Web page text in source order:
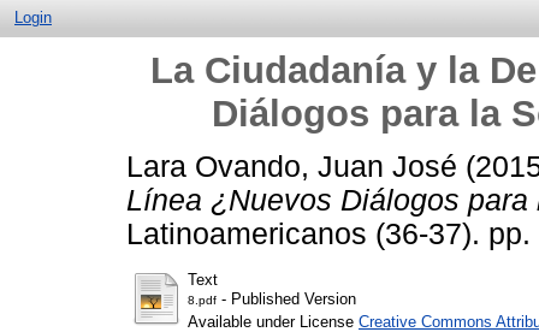
Login
La Ciudadanía y la
Diálogos para la
Lara Ovando, Juan José
Línea ¿Nuevos Diálogos
Latinoamericanos (36-37).
Text
8.pdf - Published Version
Available under License Creative Commons